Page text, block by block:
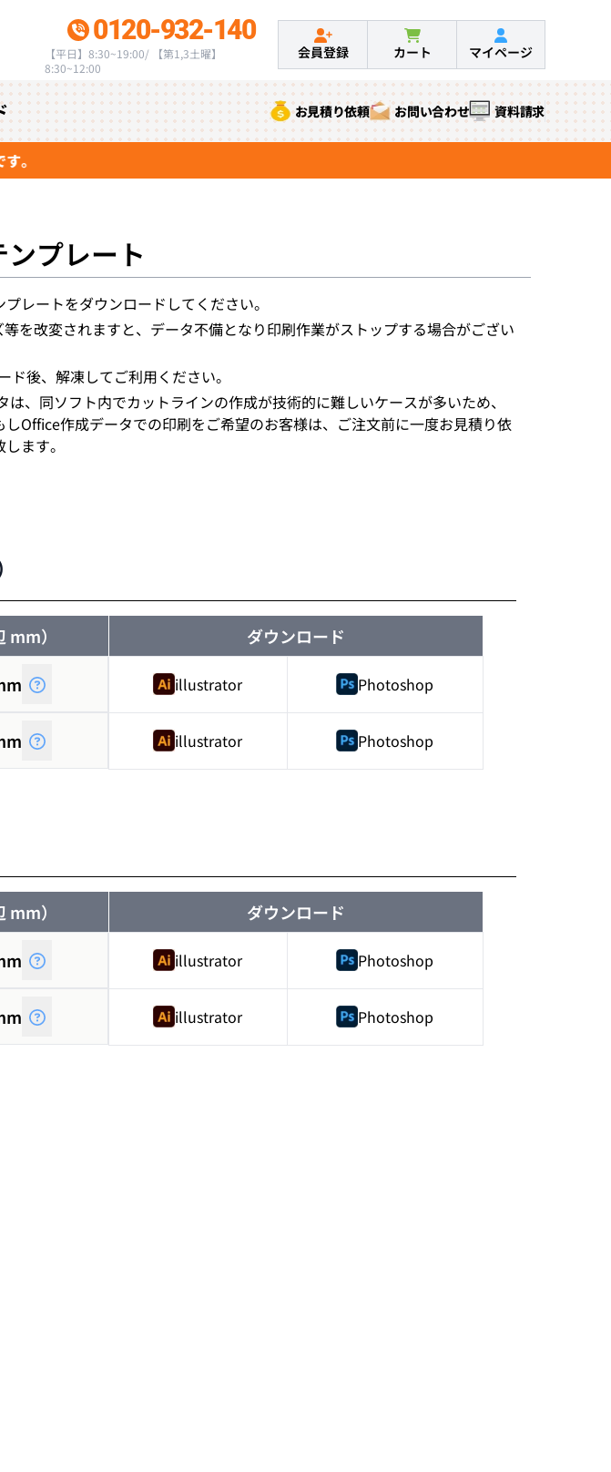
0120-932-140
【平日】8:30~19:00/ 【第1,3土曜】
8:30~12:00
会員登録 カート マイページ
お見積り依頼 お問い合わせ 資料請求
プレート
レートをダウンロードしてください。
を改変されますと、データ不備となり印刷作業がストップする場合がござい
後、解凍してご利用ください。
、同ソフト内でカットラインの作成が技術的に難しいケースが多いため、
Office作成データでの印刷をご希望のお客様は、ご注文前に一度お見積り依
ます。
） ダウンロード
illustrator Photoshop
illustrator Photoshop
） ダウンロード
illustrator Photoshop
illustrator Photoshop